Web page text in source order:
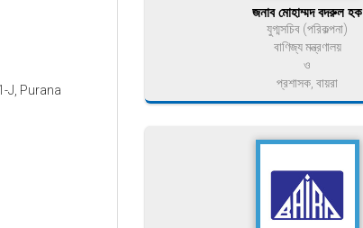
J, Purana
জনাব মোহাম্মদ বদরুল হক
যুগ্মসচিব (পরিকল্পনা)
বাণিজ্য মন্ত্রণালয়
ও
প্রশাসক, বায়রা